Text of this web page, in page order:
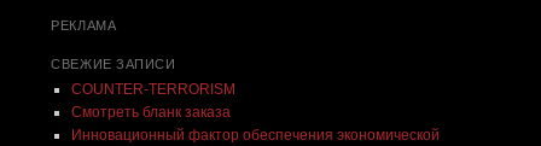
РЕКЛАМА
СВЕЖИЕ ЗАПИСИ
COUNTER-TERRORISM
Смотреть бланк заказа
Инновационный фактор обеспечения экономической